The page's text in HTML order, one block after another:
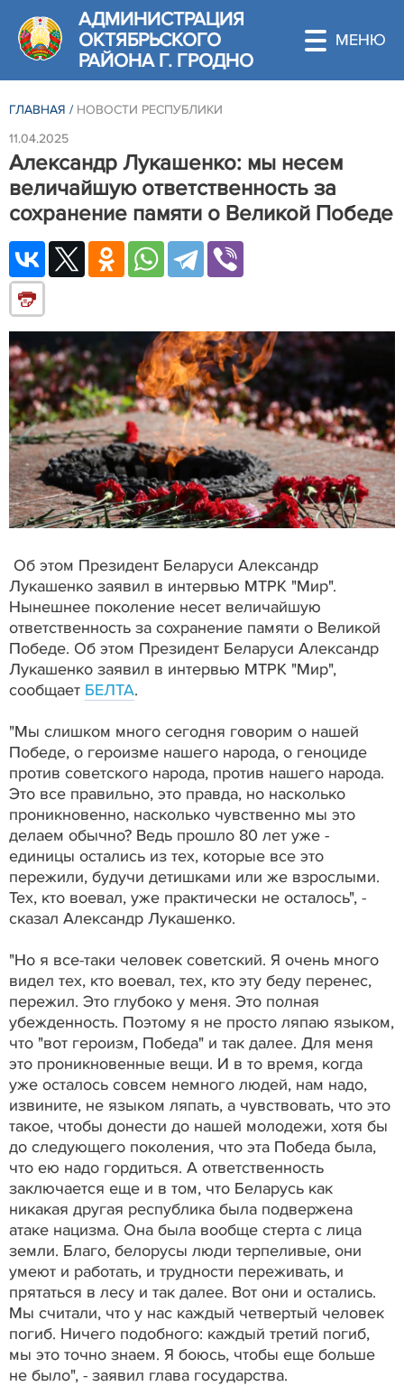
АДМИНИСТРАЦИЯ
ОКТЯБРЬСКОГО
РАЙОНА Г. ГРОДНО
ГЛАВНАЯ / НОВОСТИ РЕСПУБЛИКИ
11.04.2025
Александр Лукашенко: мы несем
величайшую ответственность за
сохранение памяти о Великой Победе
Об этом Президент Беларуси Александр
Лукашенко заявил в интервью МТРК "Мир".
Нынешнее поколение несет величайшую
ответственность за сохранение памяти о Великой
Победе. Об этом Президент Беларуси Александр
Лукашенко заявил в интервью МТРК "Мир",
сообщает БЕЛТА.
"Мы слишком много сегодня говорим о нашей
Победе, о героизме нашего народа, о геноциде
против советского народа, против нашего народа.
Это все правильно, это правда, но насколько
проникновенно, насколько чувственно мы это
делаем обычно? Ведь прошло 80 лет уже -
единицы остались из тех, которые все это
пережили, будучи детишками или же взрослыми.
Тех, кто воевал, уже практически не осталось", -
сказал Александр Лукашенко.
"Но я все-таки человек советский. Я очень много
видел тех, кто воевал, тех, кто эту беду перенес,
пережил. Это глубоко у меня. Это полная
убежденность. Поэтому я не просто ляпаю языком,
что "вот героизм, Победа" и так далее. Для меня
это проникновенные вещи. И в то время, когда
уже осталось совсем немного людей, нам надо,
извините, не языком ляпать, а чувствовать, что это
такое, чтобы донести до нашей молодежи, хотя бы
до следующего поколения, что эта Победа была,
что ею надо гордиться. А ответственность
заключается еще и в том, что Беларусь как
никакая другая республика была подвержена
атаке нацизма. Она была вообще стерта с лица
земли. Благо, белорусы люди терпеливые, они
умеют и работать, и трудности переживать, и
прятаться в лесу и так далее. Вот они и остались.
Мы считали, что у нас каждый четвертый человек
погиб. Ничего подобного: каждый третий погиб,
мы это точно знаем. Я боюсь, чтобы еще больше
не было", - заявил глава государства.